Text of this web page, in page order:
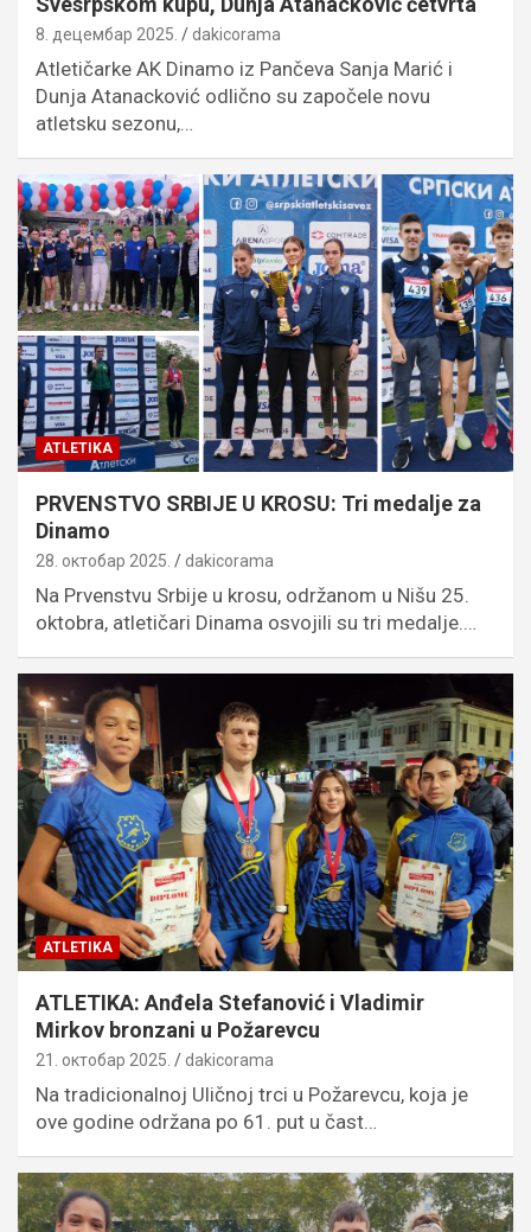
8. децембар 2025. dakicorama
Atletičarke AK Dinamo iz Pančeva Sanja Marić i
Dunja Atanacković odlično su započele novu
atletsku sezonu,…
ATLETIKA
PRVENSTVO SRBIJE U KROSU: Tri medalje za
Dinamo
28. октобар 2025. dakicorama
Na Prvenstvu Srbije u krosu, održanom u Nišu 25.
oktobra, atletičari Dinama osvojili su tri medalje.…
ATLETIKA
ATLETIKA: Anđela Stefanović i Vladimir
Mirkov bronzani u Požarevcu
21. октобар 2025. dakicorama
Na tradicionalnoj Uličnoj trci u Požarevcu, koja je
ove godine održana po 61. put u čast…